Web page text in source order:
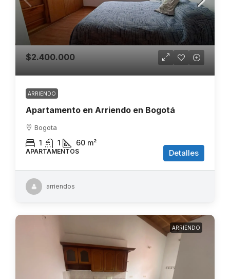
$2.400.000
ARRIENDO
Apartamento en Arriendo en Bogotá
Bogota
1 1 60 m²
APARTAMENTOS Detalles
arriendos
ARRIENDO